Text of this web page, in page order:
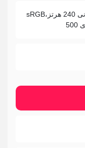
نرخ به روز رسانی 240 هرتز،sRGB